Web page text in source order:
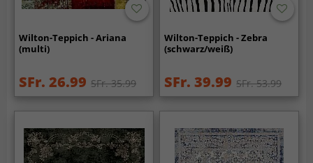
Wilton-Teppich - Ariana
(multi)
SFr. 26.99 SFr. 35.99
Wilton-Teppich - Zebra
(schwarz/weiß)
SFr. 39.99 SFr. 53.99